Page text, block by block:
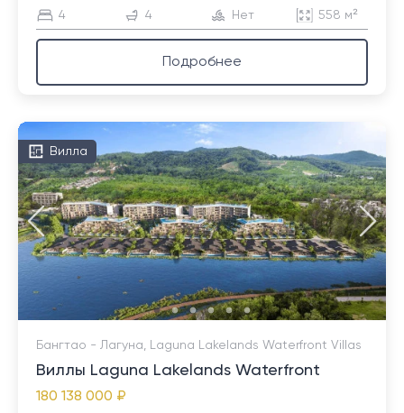
4 4 Нет 558 м²
Подробнее
Вилла
Бангтао - Лагуна, Laguna Lakelands Waterfront Villas
Виллы Laguna Lakelands Waterfront
180 138 000 ₽